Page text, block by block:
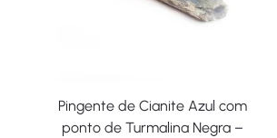
Pingente de Cianite Azul com
ponto de Turmalina Negra –